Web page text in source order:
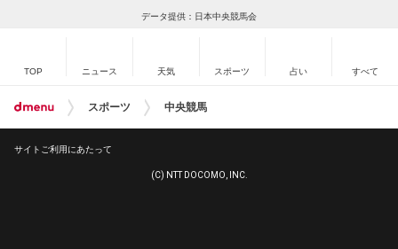
データ提供：日本中央競馬会
TOP ニュース 天気 スポーツ 占い すべて
スポーツ 中央競馬
サイトご利用にあたって
(C) NTT DOCOMO, INC.